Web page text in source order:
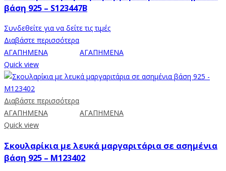
βάση 925 – S123447B
Συνδεθείτε για να δείτε τις τιμές
Διαβάστε περισσότερα
ΑΓΑΠΗΜΕΝΑ
ΑΓΑΠΗΜΕΝΑ
Quick view
Διαβάστε περισσότερα
ΑΓΑΠΗΜΕΝΑ
ΑΓΑΠΗΜΕΝΑ
Quick view
Σκουλαρίκια με λευκά μαργαριτάρια σε ασημένια
βάση 925 – M123402